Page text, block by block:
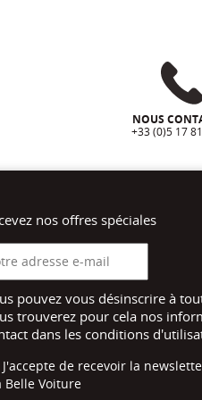
NOUS
+33 (0)5 17
nos offres spéciales
pouvez vous désinscrire à
trouverez pour cela nos
dans les conditions
J'accepte de recevoir la
Belle Voiture